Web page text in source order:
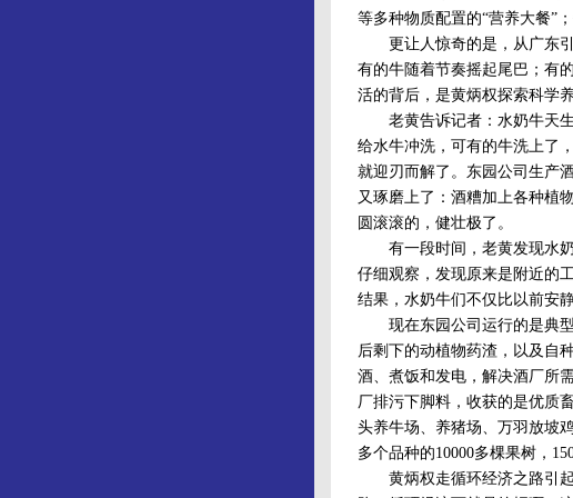
等多种物质配置的“营养大餐”
更让人惊奇的是，从广东引
有的牛随着节奏摇起尾巴；有
活的背后，是黄炳权探索科学养
老黄告诉记者：水奶牛天生
给水牛冲洗，可有的牛洗上了
就迎刃而解了。东园公司生产
又琢磨上了：酒糟加上各种植
圆滚滚的，健壮极了。
有一段时间，老黄发现水奶
仔细观察，发现原来是附近的
结果，水奶牛们不仅比以前安
现在东园公司运行的是典型
后剩下的动植物药渣，以及自
酒、煮饭和发电，解决酒厂所
厂排污下脚料，收获的是优质
头养牛场、养猪场、万羽放坡
多个品种的10000多棵果树，
黄炳权走循环经济之路引起